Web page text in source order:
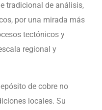
tradicional de análisis,
por una mirada más
tectónicos y
regional y
de cobre no
locales. Su